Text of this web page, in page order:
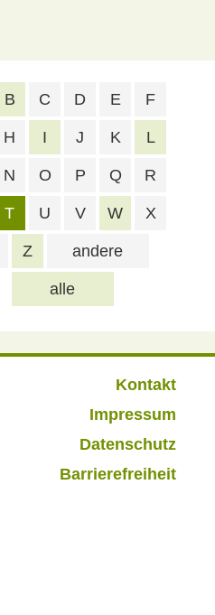
alle
B C D E F
H I J K L
N O P Q R
T U V W X
Z andere
Kontakt
Impressum
Datenschutz
Barrierefreiheit